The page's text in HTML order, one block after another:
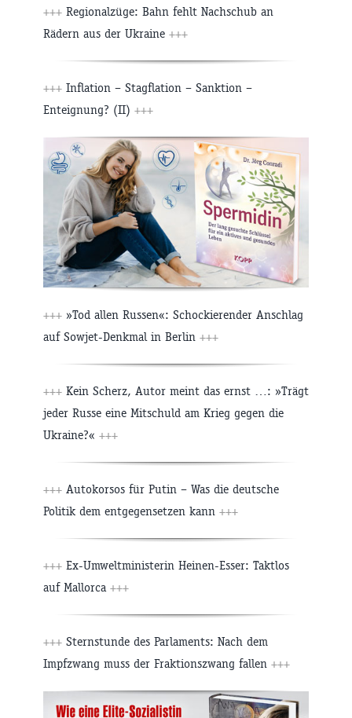
+++ Regionalzüge: Bahn fehlt Nachschub an
Rädern aus der Ukraine +++
+++ Inflation – Stagflation – Sanktion –
Enteignung? (II) +++
+++ »Tod allen Russen«: Schockierender Anschlag
auf Sowjet-Denkmal in Berlin +++
+++ Kein Scherz, Autor meint das ernst …: »Trägt
jeder Russe eine Mitschuld am Krieg gegen die
Ukraine?« +++
+++ Autokorsos für Putin – Was die deutsche
Politik dem entgegensetzen kann +++
+++ Ex-Umweltministerin Heinen-Esser: Taktlos
auf Mallorca +++
+++ Sternstunde des Parlaments: Nach dem
Impfzwang muss der Fraktionszwang fallen +++